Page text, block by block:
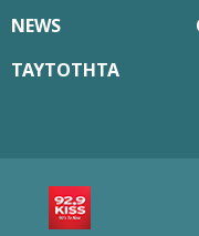
NEWS
ΤΑΥΤΟΤΗΤΑ